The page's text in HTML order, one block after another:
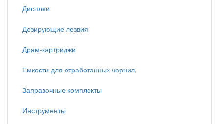
Дисплеи
Дозирующие лезвия
Драм-картриджи
Емкости для отработанных чернил,
Заправочные комплекты
Инструменты